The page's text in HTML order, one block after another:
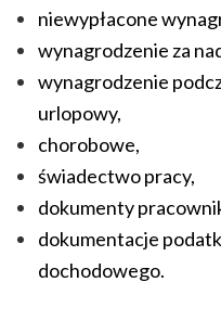
niewypłacone
wynagrodzenie za
wynagrodzenie
urlopowy,
chorobowe,
świadectwo pracy,
dokumenty
dokumentacje
dochodowego.